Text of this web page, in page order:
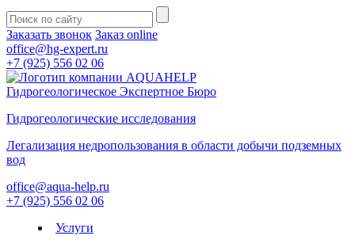
Заказать звонок Заказ online
office@hg-expert.ru
+7 (925) 556 02 06
Гидрогеологическое Экспертное Бюро
Гидрогеологические исследования
Легализация недропользования в области добычи подземных
вод
office@aqua-help.ru
+7 (925) 556 02 06
Услуги